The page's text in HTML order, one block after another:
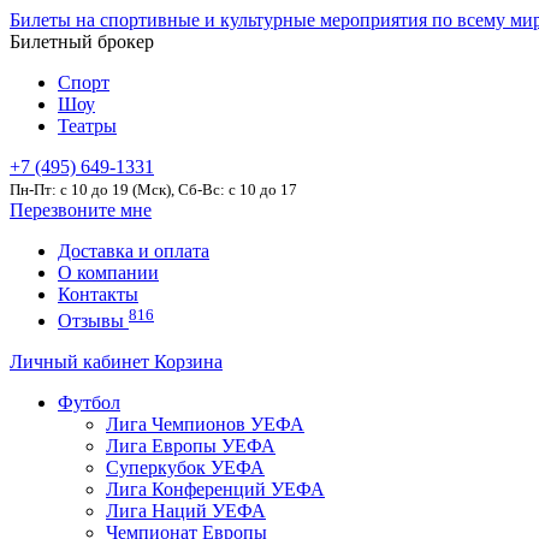
Билеты на спортивные и культурные мероприятия по всему
Билетный брокер
Спорт
Шоу
Театры
+7 (495) 649-1331
Пн-Пт: c 10 до 19 (Мск), Сб-Вс: с 10 до 17
Перезвоните мне
Доставка и оплата
О компании
Контакты
Отзывы 816
Личный кабинет Корзина
Футбол
Лига Чемпионов УЕФА
Лига Европы УЕФА
Суперкубок УЕФА
Лига Конференций УЕФА
Лига Наций УЕФА
Чемпионат Европы